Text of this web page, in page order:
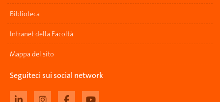
Biblioteca
Intranet della Facoltà
Mappa del sito
Seguiteci sui social network